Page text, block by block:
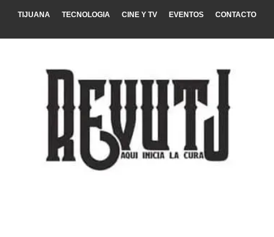
TIJUANA TECNOLOGIA CINE Y TV EVENTOS CONTACTO